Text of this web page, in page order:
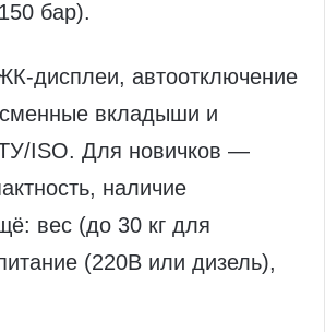
бар).
дисплеи, автоотключение
сменные вкладыши и
ISO. Для новичков —
наличие
вес (до 30 кг для
(220В или дизель),